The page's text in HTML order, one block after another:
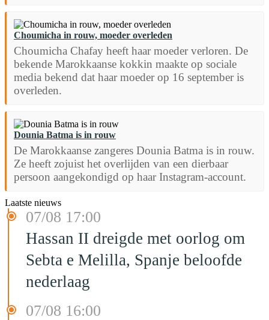
Choumicha in rouw, moeder overleden
Choumicha Chafay heeft haar moeder verloren. De
bekende Marokkaanse kokkin maakte op sociale
media bekend dat haar moeder op 16 september is
overleden.
Dounia Batma is in rouw
De Marokkaanse zangeres Dounia Batma is in rouw.
Ze heeft zojuist het overlijden van een dierbaar
persoon aangekondigd op haar Instagram-account.
Laatste nieuws
07/08 17:00
Hassan II dreigde met oorlog om
Sebta e Melilla, Spanje beloofde
nederlaag
07/08 16:00